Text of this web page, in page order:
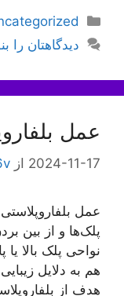
دسته‌ها
دیدگاهتان را
عمل
2024-11-17 از
عمل
پلک‌ها و از بین
نواحی پلک بالا
هم به دلایل
هدف از